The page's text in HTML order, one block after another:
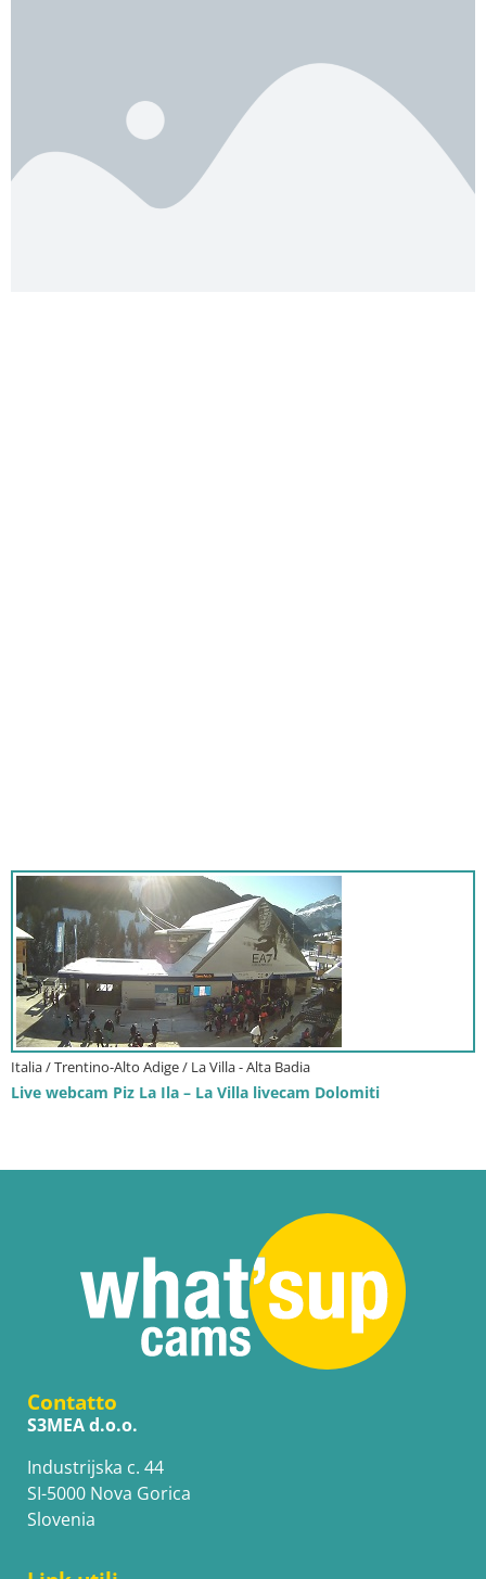
Italia / Trentino-Alto Adige / La Villa - Alta Badia
Live webcam Piz La Ila – La Villa livecam Dolomiti
Contatto
S3MEA d.o.o.
Industrijska c. 44
SI-5000 Nova Gorica
Slovenia